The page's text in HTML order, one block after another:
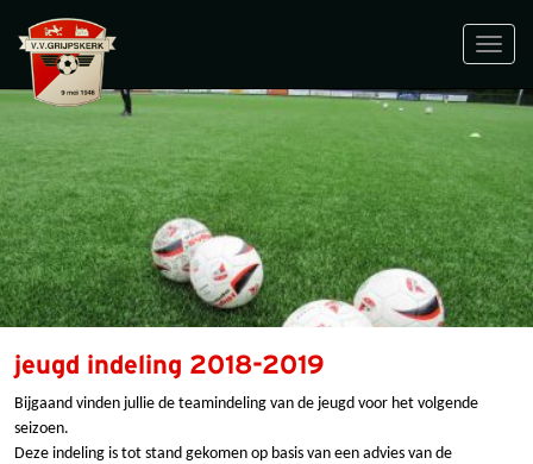
jeugd indeling 2018-2019
Bijgaand vinden jullie de teamindeling van de jeugd voor het volgende
seizoen.
Deze indeling is tot stand gekomen op basis van een advies van de